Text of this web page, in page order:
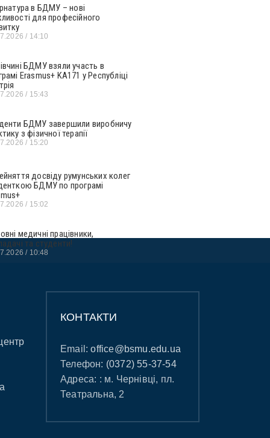
в БДМУ – нові
для професійного
14:10
БДМУ взяли участь в
Erasmus+ KA171 у Республіці
15:43
БДМУ завершили виробничу
з фізичної терапії
15:20
досвіду румунських колег
БДМУ по програмі
15:02
медичні працівники,
та студенти!
10:48
КОНТАКТИ
Email:office@bsmu.edu.ua
Телефон: (0372) 55-37-54
Адреса: : м. Чернівці, пл.
Театральна, 2